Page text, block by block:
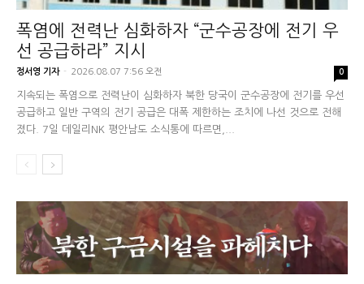
폭염에 전력난 심화하자 “군수공장에 전기 우
선 공급하라” 지시
정서영 기자 - 2026.08.07 7:56 오전 0
지속되는 폭염으로 전력난이 심화하자 북한 당국이 군수공장에 전기를 우선
공급하고 일반 구역의 전기 공급은 대폭 제한하는 조치에 나선 것으로 전해
졌다. 7일 데일리NK 평안남도 소식통에 따르면,...